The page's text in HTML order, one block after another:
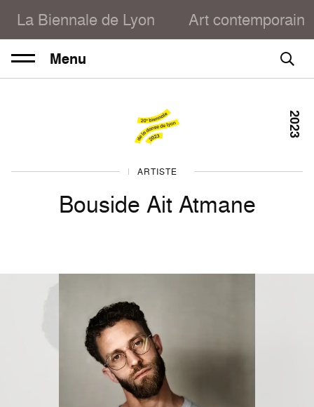
La Biennale de Lyon Art contemporain
Menu
DANSE 2023
ARTISTE
Bouside Ait Atmane
2023